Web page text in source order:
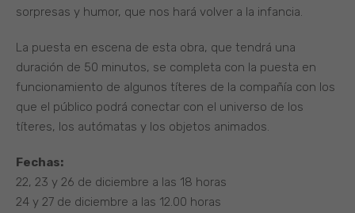
sorpresas y humor, que nos hará volver a la infancia.
La puesta en escena de esta obra, que tendrá una
duración de 50 minutos, se completa con la puesta en
funcionamiento de algunos títeres de la compañía con los
que el público podrá conectar con el universo de los
títeres, los autómatas y los objetos animados.
Fechas:
22, 23 y 26 de diciembre a las 18 horas
24 y 27 de diciembre a las 12.00 horas